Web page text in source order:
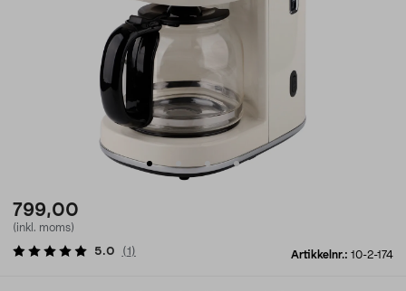
799,00
(inkl. moms)
Artikkelnr.: 10-2-174
5.0 (1 )